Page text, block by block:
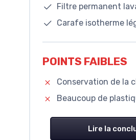
Filtre permanent
Carafe isotherme
POINTS FAIBLES
Conservation de la
Beaucoup de
Lire la